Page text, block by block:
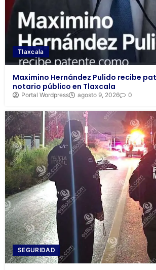
Tlaxcala
Maximino Hernández Pulido recibe
notario público en Tlaxcala
Portal Wordpress agosto 9, 2026 0
SEGURIDAD